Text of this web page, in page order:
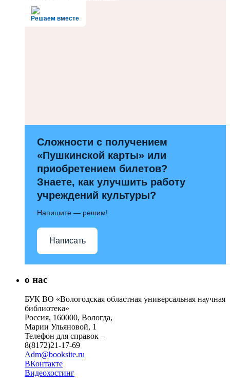
Решаем вместе
Сложности с получением
«Пушкинской карты» или
приобретением билетов?
Знаете, как улучшить работу
учреждений культуры?
Напишите — решим!
Написать
о нас
БУК ВО «Вологодская областная универсальная научная
библиотека»
Россия, 160000, Вологда,
Марии Ульяновой, 1
Телефон для справок –
8(8172)21-17-69
Adm@booksite.ru
ВКонтакте
Видеохостинг